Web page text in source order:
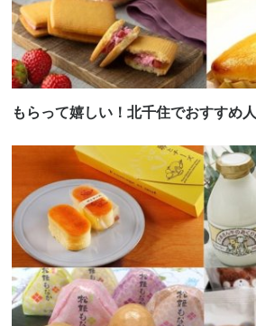
もらって嬉しい！北千住でおすすめ